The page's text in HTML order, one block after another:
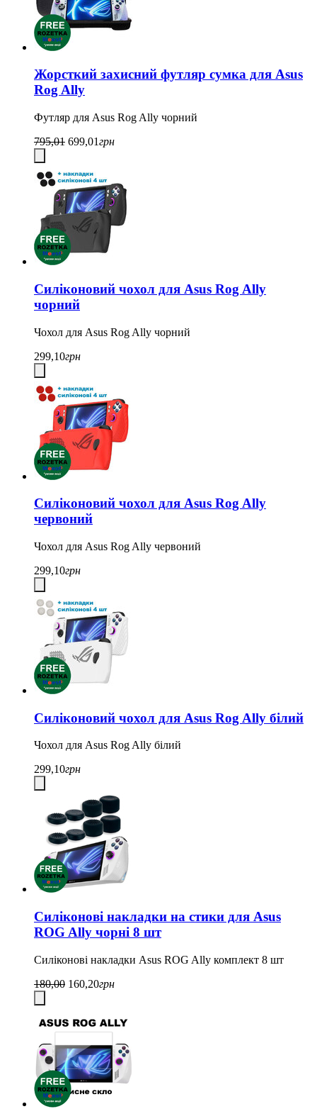
Жорсткий захисний футляр сумка для Asus
Rog Ally
Футляр для Asus Rog Ally чорний
795,01 699,01грн
Силіконовий чохол для Asus Rog Ally
чорний
Чохол для Asus Rog Ally чорний
299,10грн
Силіконовий чохол для Asus Rog Ally
червоний
Чохол для Asus Rog Ally червоний
299,10грн
Силіконовий чохол для Asus Rog Ally білий
Чохол для Asus Rog Ally білий
299,10грн
Силіконові накладки на стики для Asus
ROG Ally чорні 8 шт
Силіконові накладки Asus ROG Ally комплект 8 шт
180,00 160,20грн